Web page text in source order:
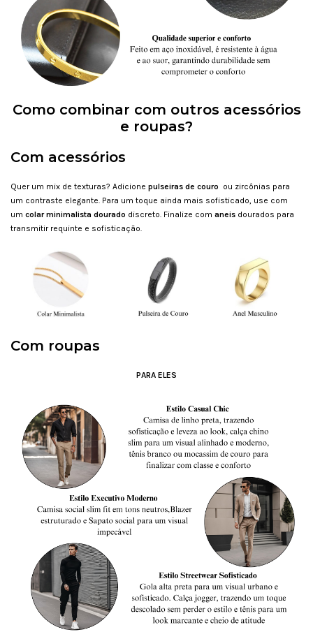
Como combinar com outros acessórios
e roupas?
Com acessórios
Quer um mix de texturas? Adicione pulseiras de couro ou zircônias para
um contraste elegante. Para um toque ainda mais sofisticado, use com
um colar minimalista dourado discreto. Finalize com aneis dourados para
transmitir requinte e sofisticação.
Com roupas
PARA ELES